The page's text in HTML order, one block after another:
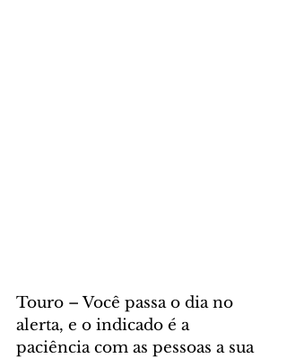
Touro – Você passa o dia no
alerta, e o indicado é a
paciência com as pessoas a sua